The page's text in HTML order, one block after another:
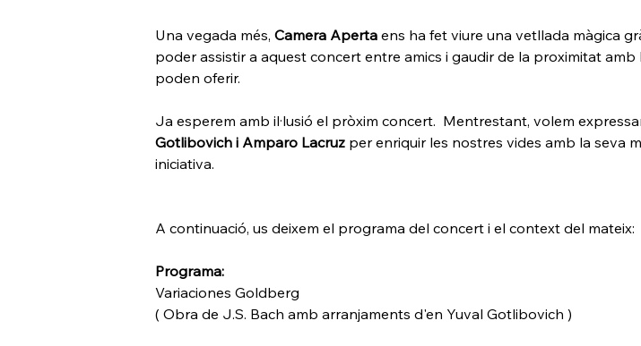
Una vegada més, Camera Aperta ens ha fet viure una vetllada màgica
poder assistir a aquest concert entre amics i gaudir de la proximitat
poden oferir.
Ja esperem amb il·lusió el pròxim concert.  Mentrestant, volem
Gotlibovich i Amparo Lacruz per enriquir les nostres vides amb la seva
iniciativa.
A continuació, us deixem el programa del concert i el context del mateix:
Programa:
Variaciones Goldberg
( Obra de J.S. Bach amb arranjaments d'en Yuval Gotlibovich )